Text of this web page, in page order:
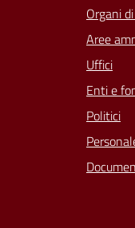
Organi
Aree
Uffici
Enti e
Politici